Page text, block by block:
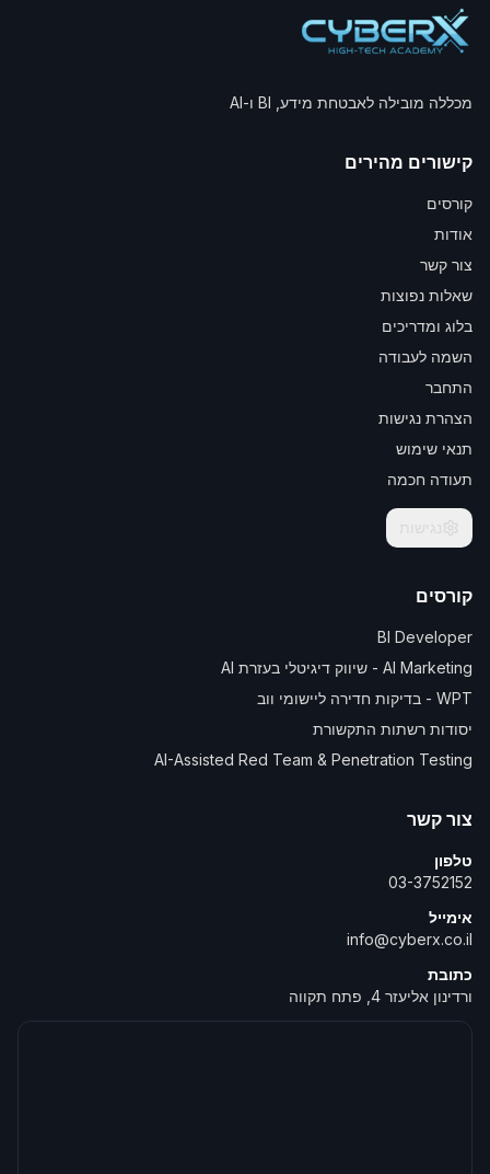
מכללה מובילה לאבטחת מידע, BI ו-AI
קישורים מהירים
קורסים
אודות
צור קשר
שאלות נפוצות
בלוג ומדריכים
השמה לעבודה
התחבר
הצהרת נגישות
תנאי שימוש
תעודה חכמה
קורסים
BI Developer
AI Marketing - שיווק דיגיטלי בעזרת AI
WPT - בדיקות חדירה ליישומי ווב
יסודות רשתות התקשורת
AI-Assisted Red Team & Penetration Testing
צור קשר
טלפון
03-3752152
אימייל
info@cyberx.co.il
כתובת
ורדינון אליעזר 4, פתח תקווה